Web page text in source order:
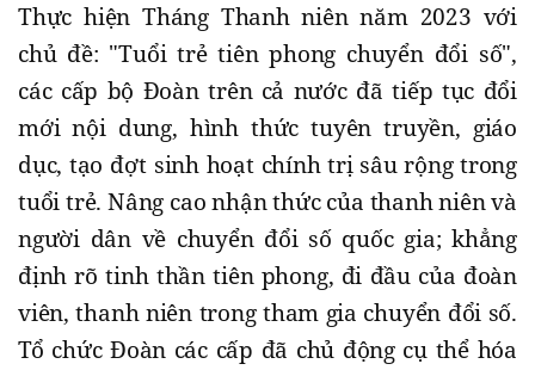
Thực hiện Tháng Thanh niên năm 2023 với
chủ đề: "Tuổi trẻ tiên phong chuyển đổi số",
các cấp bộ Đoàn trên cả nước đã tiếp tục đổi
mới nội dung, hình thức tuyên truyền, giáo
dục, tạo đợt sinh hoạt chính trị sâu rộng trong
tuổi trẻ. Nâng cao nhận thức của thanh niên và
người dân về chuyển đổi số quốc gia; khẳng
định rõ tinh thần tiên phong, đi đầu của đoàn
viên, thanh niên trong tham gia chuyển đổi số.
Tổ chức Đoàn các cấp đã chủ động cụ thể hóa